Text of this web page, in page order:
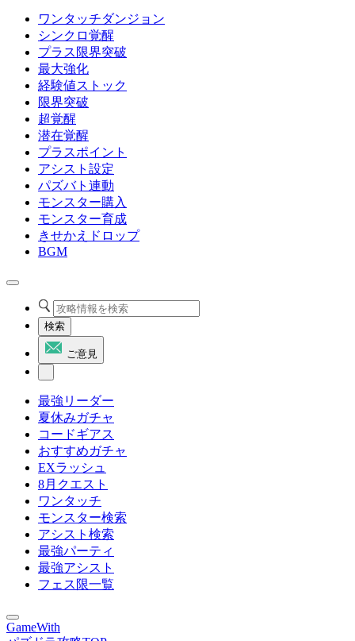
ワンタッチダンジョン
シンクロ覚醒
プラス限界突破
最大強化
経験値ストック
限界突破
超覚醒
潜在覚醒
プラスポイント
アシスト設定
パズバト連動
モンスター購入
モンスター育成
きせかえドロップ
BGM
検索
ご意見
最強リーダー
夏休みガチャ
コードギアス
おすすめガチャ
EXラッシュ
8月クエスト
ワンタッチ
モンスター検索
アシスト検索
最強パーティ
最強アシスト
フェス限一覧
GameWith